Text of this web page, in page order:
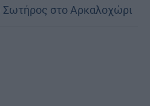
στο Αρκαλοχώρι